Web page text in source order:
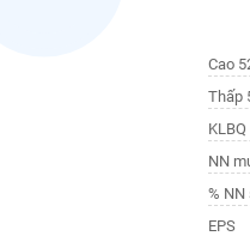
Cao
Thấp
NN
%
EPS